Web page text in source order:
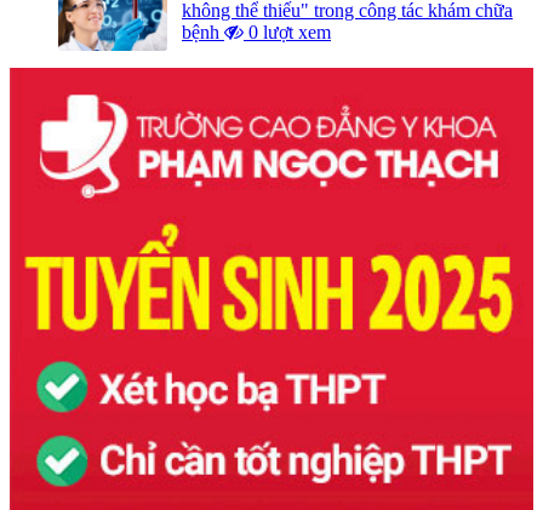
không thể thiếu" trong công tác khám chữa
bệnh
0 lượt xem